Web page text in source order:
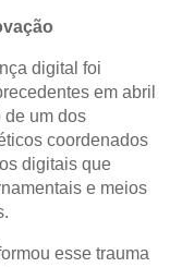
digital foi
em abril
de um dos
coordenados
digitais que
e meios
esse trauma